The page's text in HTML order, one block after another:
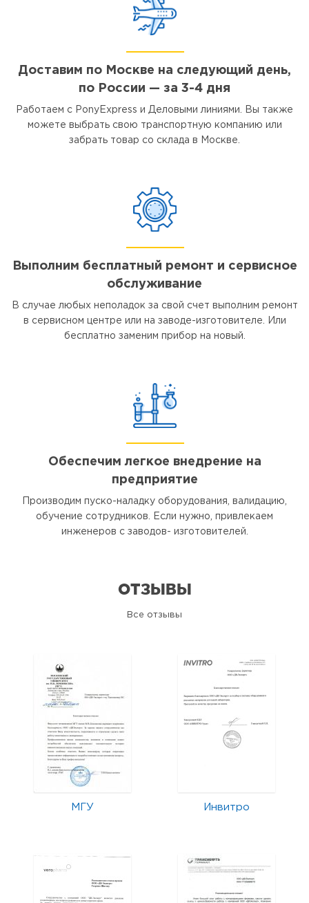
Доставим по Москве на следующий день,
по России — за 3-4 дня
Работаем с PonyExpress и Деловыми линиями. Вы также
можете выбрать свою транспортную компанию или
забрать товар со склада в Москве.
Выполним бесплатный ремонт и сервисное
обслуживание
В случае любых неполадок за свой счет выполним ремонт
в сервисном центре или на заводе-изготовителе. Или
бесплатно заменим прибор на новый.
Обеспечим легкое внедрение на
предприятие
Производим пуско-наладку оборудования, валидацию,
обучение сотрудников. Если нужно, привлекаем
инженеров с заводов- изготовителей.
ОТЗЫВЫ
Все отзывы
МГУ Инвитро